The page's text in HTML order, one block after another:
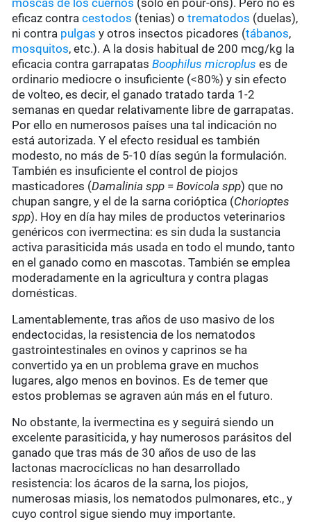
moscas de los cuernos (sólo en pour-ons). Pero no es
eficaz contracestodos (tenias) otrematodos (duelas),
ni contra pulgas y otros insectos picadores (tábanos,
mosquitos, etc.). A la dosis habitual de 200 mcg/kg la
eficacia contra garrapatasBoophilus microplus es de
ordinario mediocre o insuficiente (<80%) y sin efecto
de volteo, es decir, el ganado tratado tarda 1-2
semanas en quedar relativamente libre de garrapatas.
Por ello en numerosos países una tal indicación no
está autorizada. Y el efecto residual es también
modesto, no más de 5-10 días según la formulación.
También es insuficiente el control de piojos
masticadores (Damalinia spp =Bovicola spp) que no
chupan sangre, y el de la sarna corióptica (Chorioptes
spp). Hoy en día hay miles de productos veterinarios
genéricos con ivermectina: es sin duda la sustancia
activa parasiticida más usada en todo el mundo, tanto
en el ganado como en mascotas. También se emplea
moderadamente en la agricultura y contra plagas
domésticas.
Lamentablemente, tras años de uso masivo de los
endectocidas, la resistencia de los nematodos
gastrointestinales en ovinos y caprinos se ha
convertido ya en un problema grave en muchos
lugares, algo menos en bovinos. Es de temer que
estos problemas se agraven aún más en el futuro.
No obstante, la ivermectina es y seguirá siendo un
excelente parasiticida, y hay numerosos parásitos del
ganado que tras más de 30 años de uso de las
lactonas macrocíclicas no han desarrollado
resistencia: los ácaros de la sarna, los piojos,
numerosas miasis, los nematodos pulmonares, etc., y
cuyo control sigue siendo muy importante.